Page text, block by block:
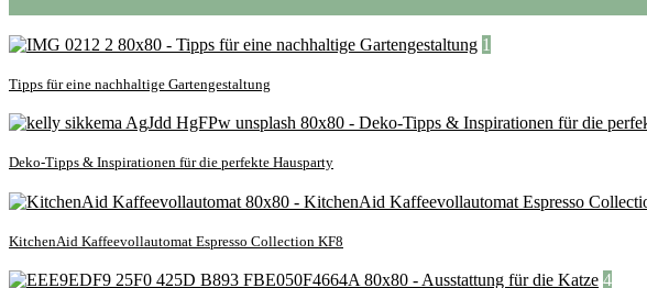
1
Tipps für eine nachhaltige Gartengestaltung
Deko-Tipps & Inspirationen für die perfekte Hausparty
KitchenAid Kaffeevollautomat Espresso Collection KF8
4